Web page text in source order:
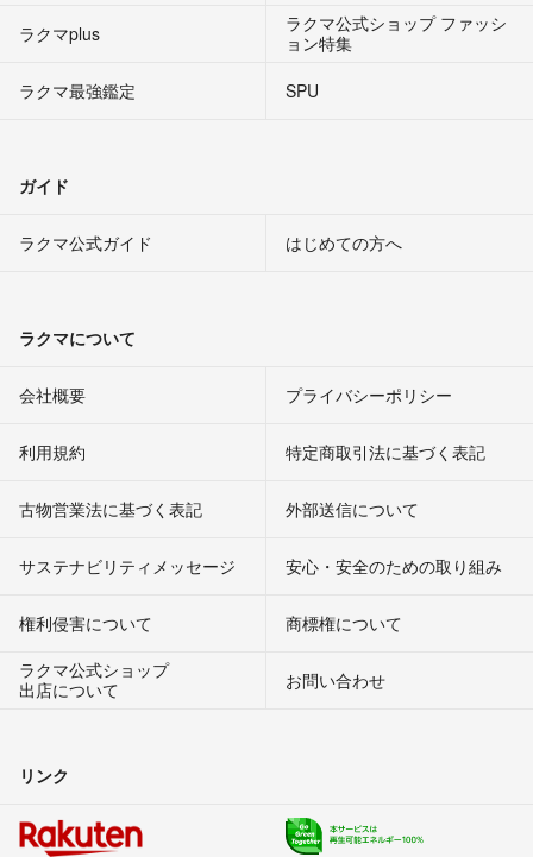
ラクマplus
ラクマ公式ショップ ファッシ
ョン特集
ラクマ最強鑑定
SPU
ガイド
ラクマ公式ガイド はじめての方へ
ラクマについて
会社概要 プライバシーポリシー
利用規約 特定商取引法に基づく表記
古物営業法に基づく表記 外部送信について
サステナビリティメッセージ 安心・安全のための取り組み
権利侵害について
商標権について
ラクマ公式ショップ
出店について
お問い合わせ
リンク